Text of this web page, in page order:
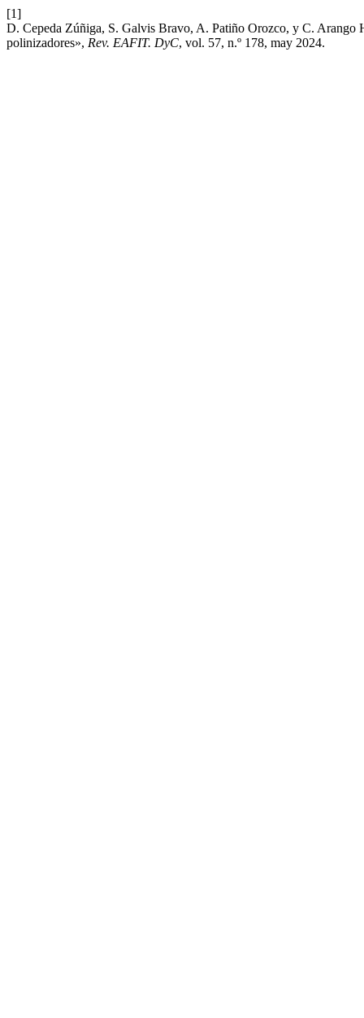
[1]
D. Cepeda Zúñiga, S. Galvis Bravo, A. Patiño Orozco, y C. Arango
polinizadores», Rev. EAFIT. DyC, vol. 57, n.º 178, may 2024.